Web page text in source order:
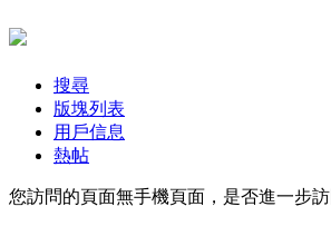
搜尋
版塊列表
用戶信息
熱帖
您訪問的頁面無手機頁面，是否進一步